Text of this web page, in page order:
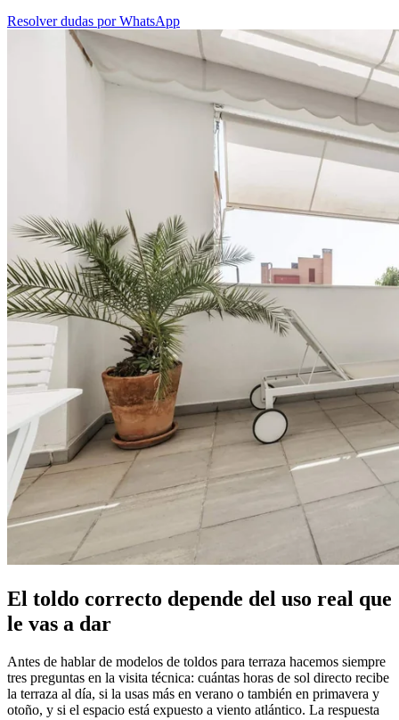
Resolver dudas por WhatsApp
El toldo correcto depende del uso real que
le vas a dar
Antes de hablar de modelos de toldos para terraza hacemos siempre
tres preguntas en la visita técnica: cuántas horas de sol directo recibe
la terraza al día, si la usas más en verano o también en primavera y
otoño, y si el espacio está expuesto a viento atlántico. La respuesta